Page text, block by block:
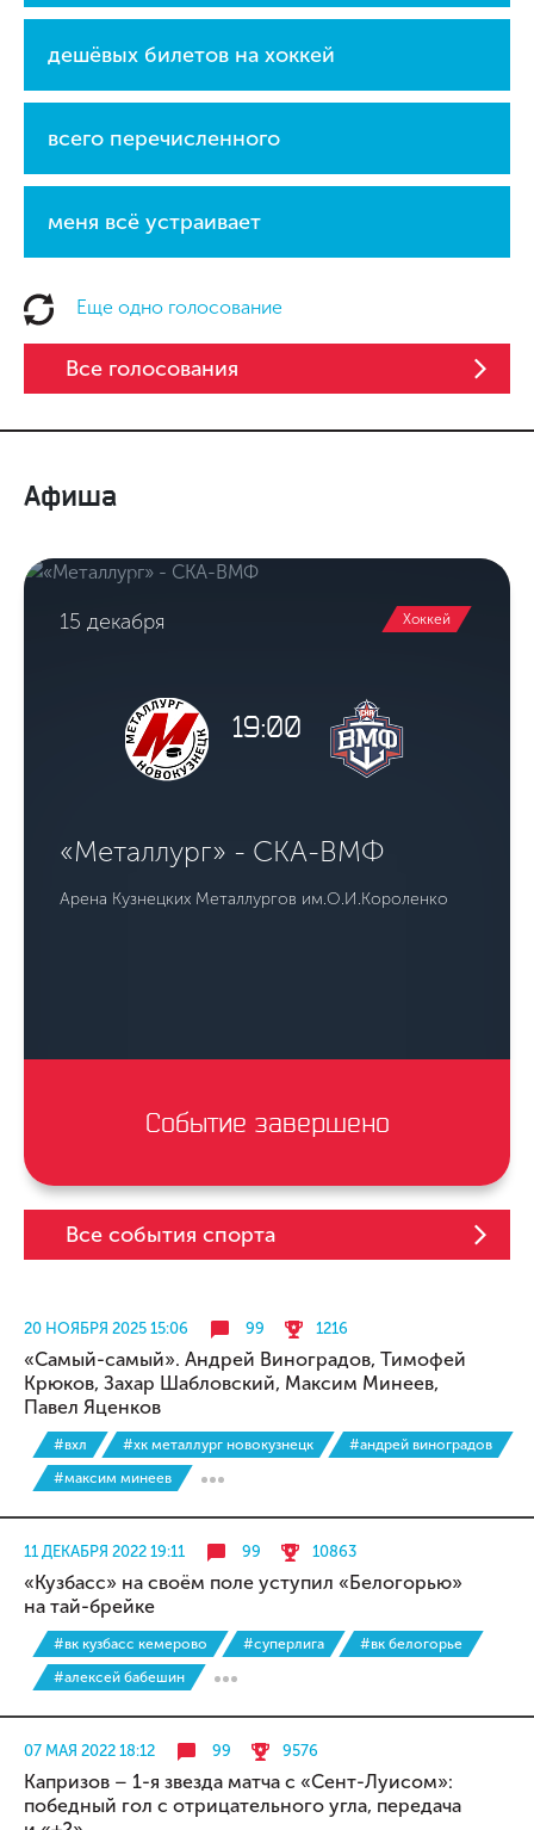
дешёвых билетов на хоккей
всего перечисленного
меня всё устраивает
Еще одно голосование
Все голосования
Афиша
15 декабря Хоккей
19:00
«Металлург» - СКА-ВМФ
Арена Кузнецких Металлургов им.О.И.Короленко
Событие завершено
Все события спорта
20 НОЯБРЯ 2025 15:06 99 1216
«Самый-самый». Андрей Виноградов, Тимофей
Крюков, Захар Шабловский, Максим Минеев,
Павел Яценков
#вхл #хк металлург новокузнецк
#андрей виноградов
#максим минеев
11 ДЕКАБРЯ 2022 19:11 99 10863
«Кузбасс» на своём поле уступил «Белогорью»
на тай-брейке
#вк кузбасс кемерово #суперлига
#вк белогорье
#алексей бабешин
07 МАЯ 2022 18:12 99 9576
Капризов – 1-я звезда матча с «Сент-Луисом»:
победный гол с отрицательного угла, передача